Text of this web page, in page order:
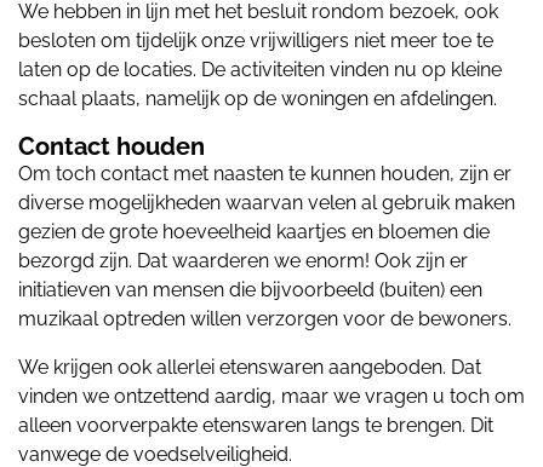
We hebben in lijn met het besluit rondom bezoek, ook
besloten om tijdelijk onze vrijwilligers niet meer toe te
laten op de locaties. De activiteiten vinden nu op kleine
schaal plaats, namelijk op de woningen en afdelingen.
Contact houden
Om toch contact met naasten te kunnen houden, zijn er
diverse mogelijkheden waarvan velen al gebruik maken
gezien de grote hoeveelheid kaartjes en bloemen die
bezorgd zijn. Dat waarderen we enorm! Ook zijn er
initiatieven van mensen die bijvoorbeeld (buiten) een
muzikaal optreden willen verzorgen voor de bewoners.
We krijgen ook allerlei etenswaren aangeboden. Dat
vinden we ontzettend aardig, maar we vragen u toch om
alleen voorverpakte etenswaren langs te brengen. Dit
vanwege de voedselveiligheid.